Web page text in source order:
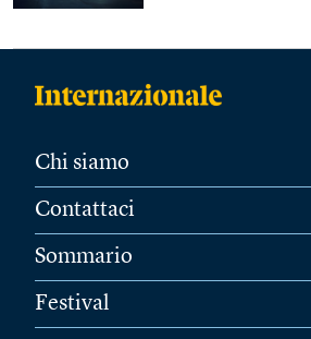
Chi siamo
Contattaci
Sommario
Festival